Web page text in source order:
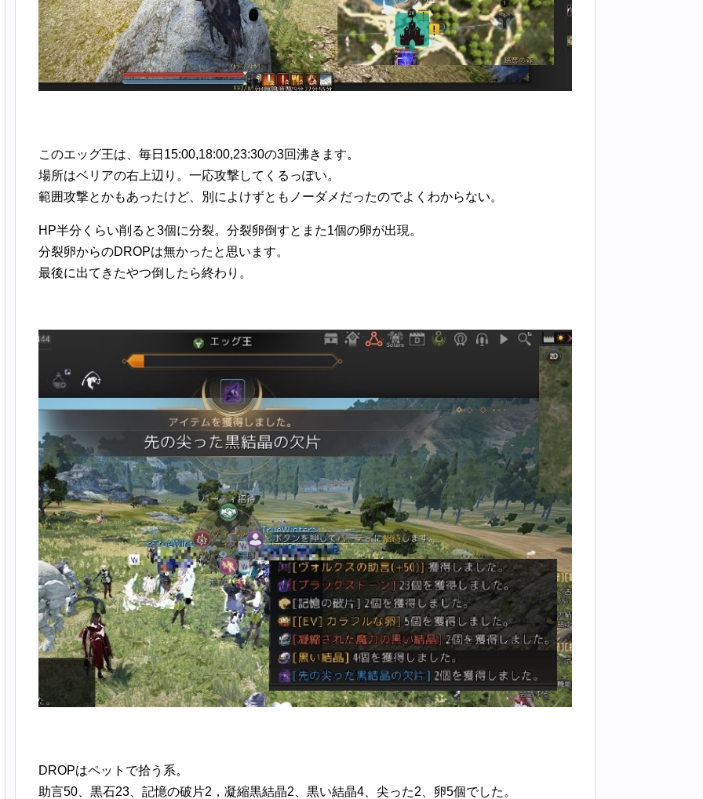
このエッグ王は、毎日15:00,18:00,23:30の3回沸きます。
場所はベリアの右上辺り。一応攻撃してくるっぽい。
範囲攻撃とかもあったけど、別によけずともノーダメだったのでよくわからない。
HP半分くらい削ると3個に分裂。分裂卵倒すとまた1個の卵が出現。
分裂卵からのDROPは無かったと思います。
最後に出てきたやつ倒したら終わり。
DROPはペットで拾う系。
助言50、黒石23、記憶の破片2，凝縮黒結晶2、黒い結晶4、尖った2、卵5個でした。